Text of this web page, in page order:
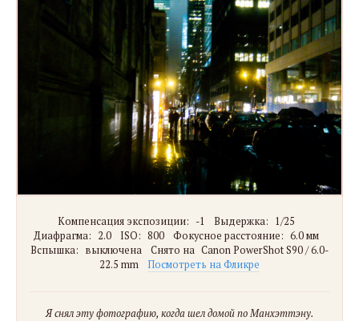
Компенсация экспозиции: -1 Выдержка: 1/25
Диафрагма: 2.0 ISO: 800 Фокусное расстояние: 6.0 мм
Вспышка: выключена Снято на Canon PowerShot S90 / 6.0-
22.5 mm
Посмотреть на Фликре
Я снял эту фотографию, когда шел домой по Манхэттэну.